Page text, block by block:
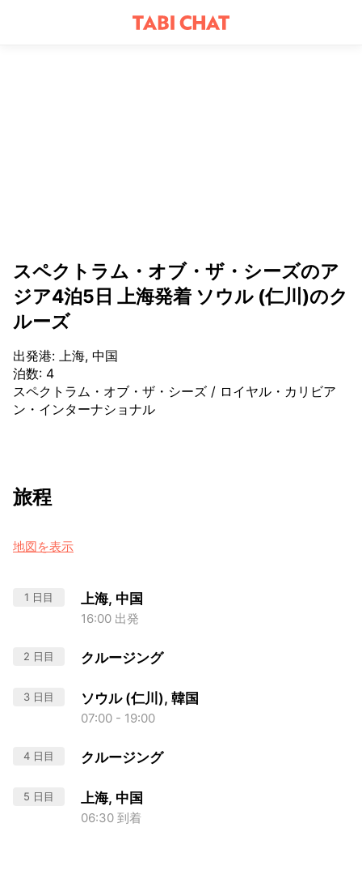
スペクトラム・オブ・ザ・シーズのア
ジア4泊5日 上海発着 ソウル (仁川)のク
ルーズ
出発港: 上海, 中国
泊数: 4
スペクトラム・オブ・ザ・シーズ / ロイヤル・カリビア
ン・インターナショナル
旅程
地図を表示
1 日目 上海, 中国
16:00 出発
2 日目 クルージング
3 日目 ソウル (仁川), 韓国
07:00 - 19:00
4 日目 クルージング
5 日目 上海, 中国
06:30 到着